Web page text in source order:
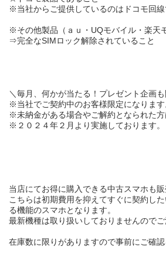
※当社からご提供しているのはドコモ回線
※その他製品（ａｕ・UQモバイル・楽天
⇒完全なSIMロック解除されていること
＼ 毎月、何かが当たる！ プレゼント企画
※当社でご契約中のお客様限定になります
※未納金がある場合やご解約となられた方
※２０２４年２月より実施しております。
当店にてお得に購入できる中古スマホも販
こちらは初期費用を抑えてすぐに契約し
る機能のスマホとなります。
最新機種は取り扱いしておりませんので
在庫数に限りがありますので事前にご確認